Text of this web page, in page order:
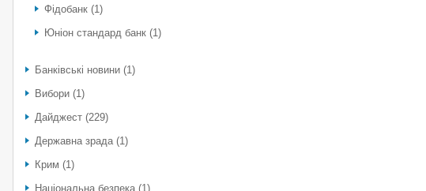
Фідобанк (1)
Юніон стандард банк (1)
Банківські новини (1)
Вибори (1)
Дайджест (229)
Державна зрада(1)
Крим (1)
Національна безпека(1)